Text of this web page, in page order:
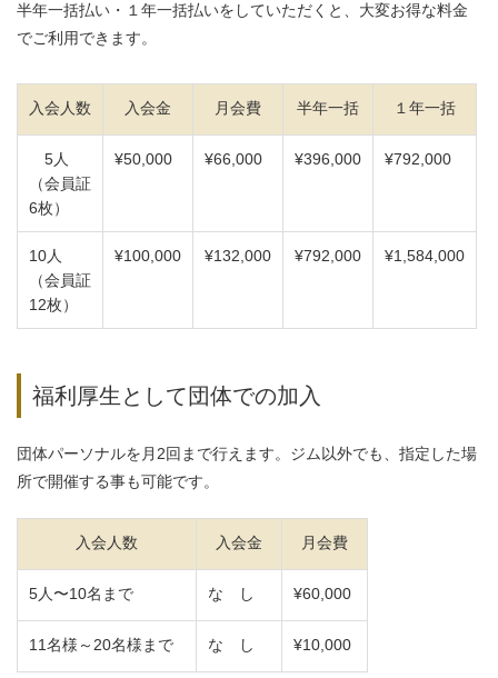
半年一括払い・１年一括払いをしていただくと、大変お得な料金
でご利用できます。
入会人数 入会金 月会費 半年一括 １年一括
5人
（会員証
6枚）
¥50,000 ¥66,000 ¥396,000 ¥792,000
10人
（会員証
12枚）
¥100,000 ¥132,000 ¥792,000 ¥1,584,000
福利厚生として団体での加入
団体パーソナルを月2回まで行えます。ジム以外でも、指定した場
所で開催する事も可能です。
入会人数 入会金 月会費
5人〜10名まで な し ¥60,000
11名様～20名様まで な し ¥10,000